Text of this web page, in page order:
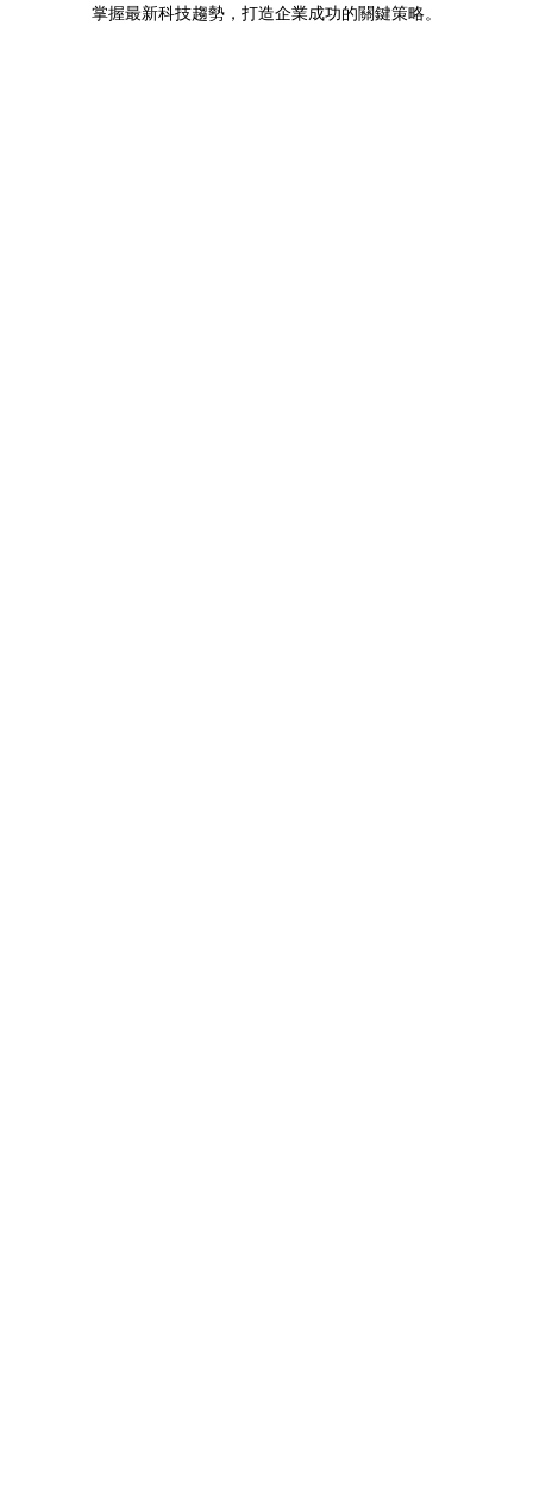
掌握最新科技趨勢，打造企業成功的關鍵策略。